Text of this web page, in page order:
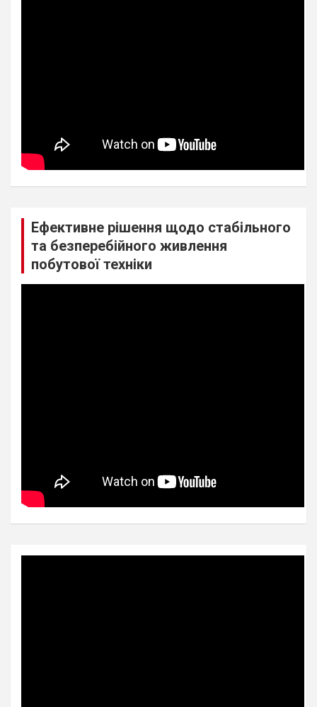
Ефективне рішення щодо стабільного
та безперебійного живлення
побутової техніки